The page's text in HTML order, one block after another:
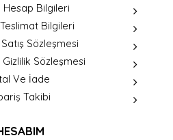
Hesap Bilgileri
Bilgileri
Sözleşmesi
Gizlilik Sözleşmesi
Ve İade
Takibi